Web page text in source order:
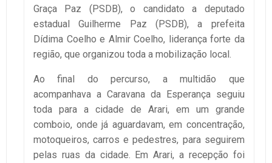
Graça Paz (PSDB), o candidato a deputado
estadual Guilherme Paz (PSDB), a prefeita
Dídima Coelho e Almir Coelho, liderança forte da
região, que organizou toda a mobilização local.
Ao final do percurso, a multidão que
acompanhava a Caravana da Esperança seguiu
toda para a cidade de Arari, em um grande
comboio, onde já aguardavam, em concentração,
motoqueiros, carros e pedestres, para seguirem
pelas ruas da cidade. Em Arari, a recepção foi